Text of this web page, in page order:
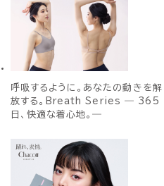
呼吸するように。あなたの動きを解
放する。Breath Series ― 365
日、快適な着心地。―